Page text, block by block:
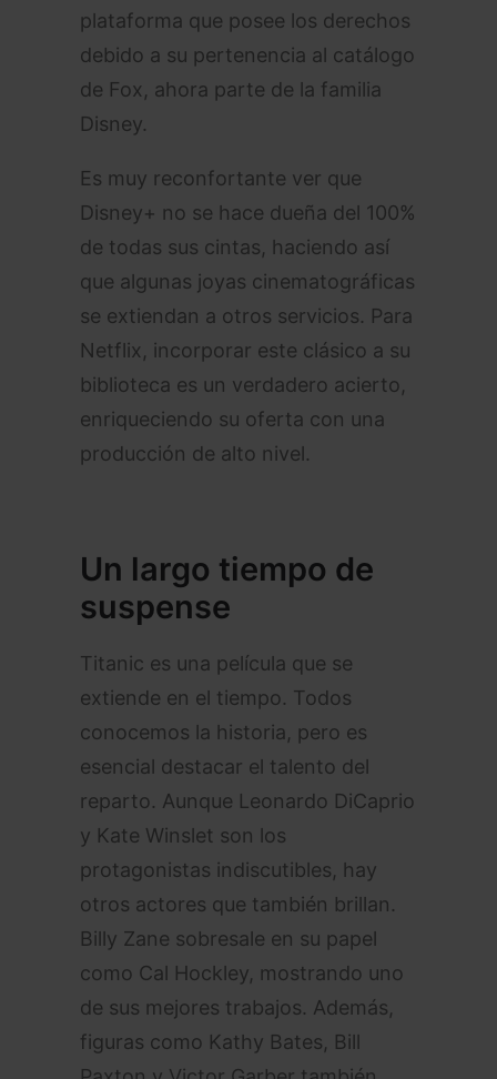
plataforma que posee los derechos
debido a su pertenencia al catálogo
de Fox, ahora parte de la familia
Disney.
Es muy reconfortante ver que
Disney+ no se hace dueña del 100%
de todas sus cintas, haciendo así
que algunas joyas cinematográficas
se extiendan a otros servicios. Para
Netflix, incorporar este clásico a su
biblioteca es un verdadero acierto,
enriqueciendo su oferta con una
producción de alto nivel.
Un largo tiempo de
suspense
Titanic es una película que se
extiende en el tiempo. Todos
conocemos la historia, pero es
esencial destacar el talento del
reparto. Aunque Leonardo DiCaprio
y Kate Winslet son los
protagonistas indiscutibles, hay
otros actores que también brillan.
Billy Zane sobresale en su papel
como Cal Hockley, mostrando uno
de sus mejores trabajos. Además,
figuras como Kathy Bates, Bill